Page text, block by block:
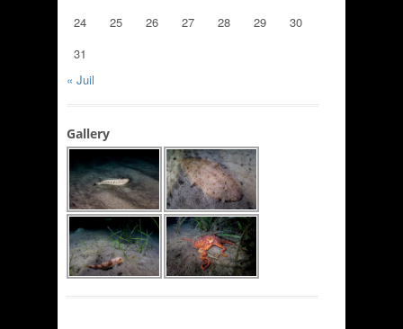
24
25 26 27 28 29
30
31
« Juil
Gallery